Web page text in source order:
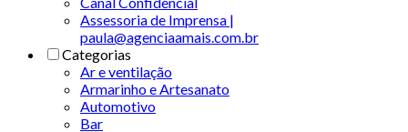
Assessoria de Imprensa |
paula@agenciaamais.com.br
Categorias
Ar e ventilação
Armarinho e Artesanato
Automotivo
Bar